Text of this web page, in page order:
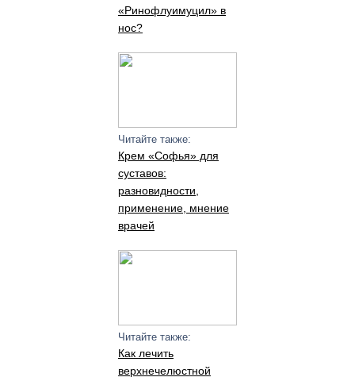
«Ринофлуимуцил» в
нос?
Читайте также:
Крем «Софья» для
суставов:
разновидности,
применение, мнение
врачей
Читайте также:
Как лечить
верхнечелюстной